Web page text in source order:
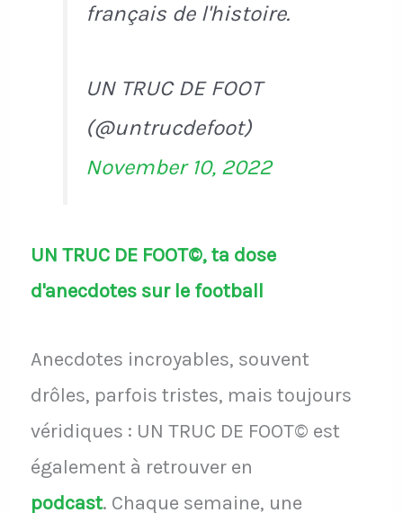
français de l'histoire.
UN TRUC DE FOOT
(@untrucdefoot)
November 10, 2022
UN TRUC DE FOOT©, ta dose
d'anecdotes sur le football
Anecdotes incroyables, souvent
drôles, parfois tristes, mais toujours
véridiques : UN TRUC DE FOOT© est
également à retrouver en
podcast. Chaque semaine, une